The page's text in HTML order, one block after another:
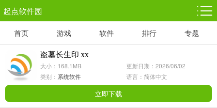
起点软件园
塔防游戏
1千+款游戏
休闲益智
1万+款游戏
体育竞技
5百+款游戏
角色扮演
3千+款游戏
3百+款游戏
动作射击
3百+款游戏
首页 游戏 软件 排行 专题
盗墓长生印 xx
大小：168.1MB
更新日期：2026/06/02
类别： 系统软件 语言：简体中文
立即下载